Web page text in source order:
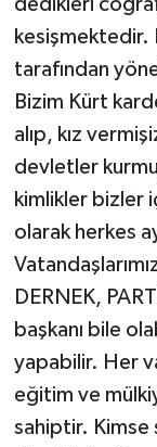
kesişmektedir.
tarafından
Bizim Kürt
alıp, kız
devletler
kimlikler bizler
olarak herkes
DERNEK,
başkanı bile
yapabilir. Her
eğitim ve
sahiptir. Kimse